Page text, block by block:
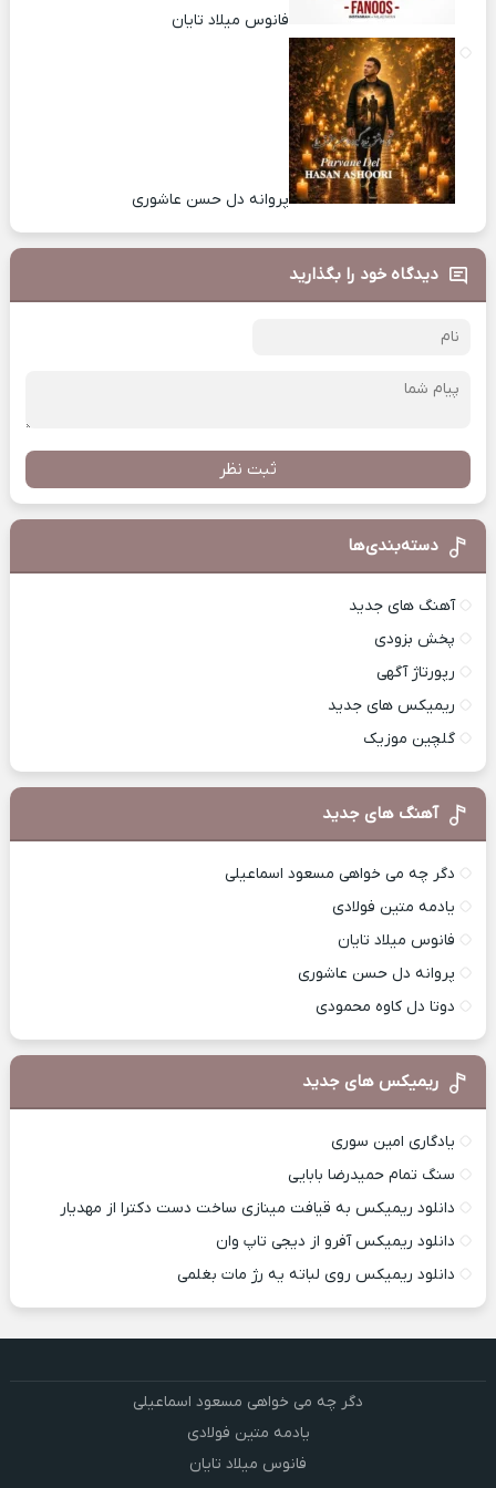
فانوس میلاد تایان
پروانه دل حسن عاشوری
دیدگاه خود را بگذارید
ثبت نظر
دسته‌بندی‌ها
آهنگ های جدید
پخش بزودی
رپورتاژ آگهی
ریمیکس های جدید
گلچین موزیک
آهنگ های جدید
دگر چه می خواهی مسعود اسماعیلی
یادمه متین فولادی
فانوس میلاد تایان
پروانه دل حسن عاشوری
دوتا دل کاوه محمودی
ریمیکس های جدید
یادگاری امین سوری
سنگ تمام حمیدرضا بابایی
دانلود ریمیکس به قیافت مینازی ساخت دست دکترا از مهدیار
دانلود ریمیکس آفرو از ديجی تاپ وان
دانلود ریمیکس روی لباته یه رژ مات بغلمی
دگر چه می خواهی مسعود اسماعیلی
یادمه متین فولادی
فانوس میلاد تایان